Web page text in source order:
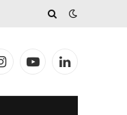
InstagramYouTubeLinkedIn